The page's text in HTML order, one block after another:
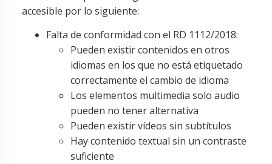
accesible por lo siguiente:
Falta de conformidad con el RD 1112/2018:
Pueden existir contenidos en otros
idiomas en los que no está etiquetado
correctamente el cambio de idioma
Los elementos multimedia solo audio
pueden no tener alternativa
Pueden existir vídeos sin subtítulos
Hay contenido textual sin un contraste
suficiente